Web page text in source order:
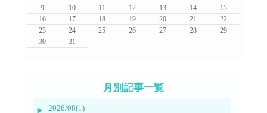
9
10 11 12 13 14
15
16
17 18 19 20 21
22
23
24 25 26 27 28
29
30
31
月別記事一覧
2026/08(1)